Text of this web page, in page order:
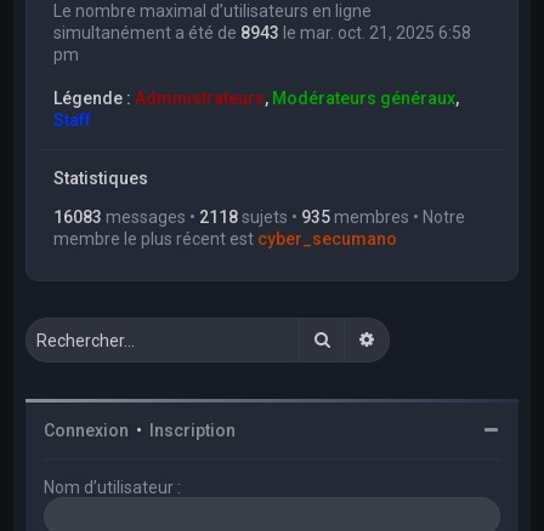
Le nombre maximal d’utilisateurs en ligne
simultanément a été de 8943 le mar. oct. 21, 2025 6:58
pm
Légende :Administrateurs, Modérateurs généraux,
Staff
Statistiques
16083 messages • 2118sujets • 935 membres • Notre
membre le plus récent est cyber_secumano
RechercherRecherche avancée
Connexion • Inscription
Nom d’utilisateur :